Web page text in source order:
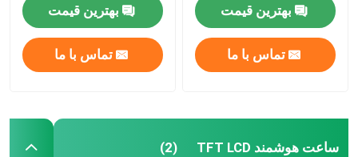
بهترین قیمت
تماس با ما
بهترین قیمت
تماس با ما
ساعت هوشمند TFT LCD (2)